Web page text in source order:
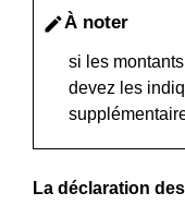
editÀ noter
si les
devez les
La déclaration